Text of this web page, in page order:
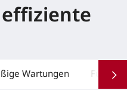
Wartungen Full